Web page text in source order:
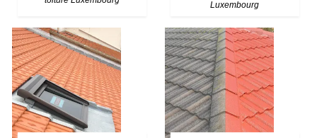
Luxembourg